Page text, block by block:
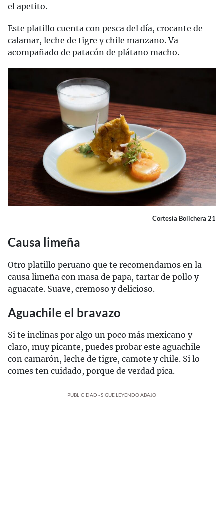
el apetito.
Este platillo cuenta con pesca del día, crocante de
calamar, leche de tigre y chile manzano. Va
acompañado de patacón de plátano macho.
Cortesía Bolichera 21
Causa limeña
Otro platillo peruano que te recomendamos en la
causa limeña con masa de papa, tartar de pollo y
aguacate. Suave, cremoso y delicioso.
Aguachile el bravazo
Si te inclinas por algo un poco más mexicano y
claro, muy picante, puedes probar este aguachile
con camarón, leche de tigre, camote y chile. Si lo
comes ten cuidado, porque de verdad pica.
PUBLICIDAD - SIGUE LEYENDO ABAJO